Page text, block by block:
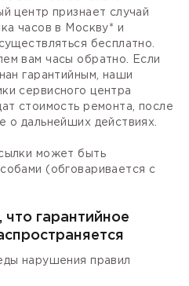
центр признает случай
часов в Москву* и
бесплатно.
вам часы обратно. Если
гарантийным, наши
сервисного центра
стоимость ремонта, после
о дальнейших действиях.
может быть
(обговаривается с
гарантийное
нарушения правил